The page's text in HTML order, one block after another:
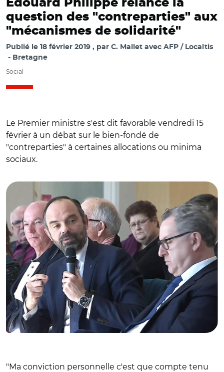
Édouard Philippe relance la
question des "contreparties" aux
"mécanismes de solidarité"
Publié le 18 février 2019 par C. Mallet avec AFP / Localtis
Bretagne
Social
Le Premier ministre s'est dit favorable vendredi 15
février à un débat sur le bien-fondé de
"contreparties" à certaines allocations ou minima
sociaux.
"Ma conviction personnelle c'est que compte tenu